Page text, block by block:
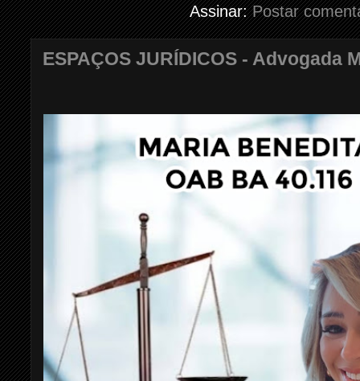
Assinar:Postar
ESPAÇOS JURÍDICOS - Advogada